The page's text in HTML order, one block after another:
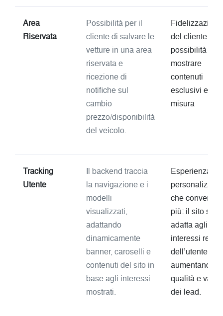
Area
Riservata
Possibilità per il
cliente di salvare le
vetture in una area
riservata e
ricezione di
notifiche sul
cambio
prezzo/disponibilità
del veicolo.
Fidelizzazione
del cliente e
possibilità di
mostrare
contenuti
esclusivi e su
misura
Tracking
Utente
Il backend traccia
la navigazione e i
modelli
visualizzati,
adattando
dinamicamente
banner, caroselli e
contenuti del sito in
base agli interessi
mostrati.
Esperienza
personalizzata
che converte
più: il sito si
adatta agli
interessi reali
dell’utente,
aumentando
qualità e
dei lead.